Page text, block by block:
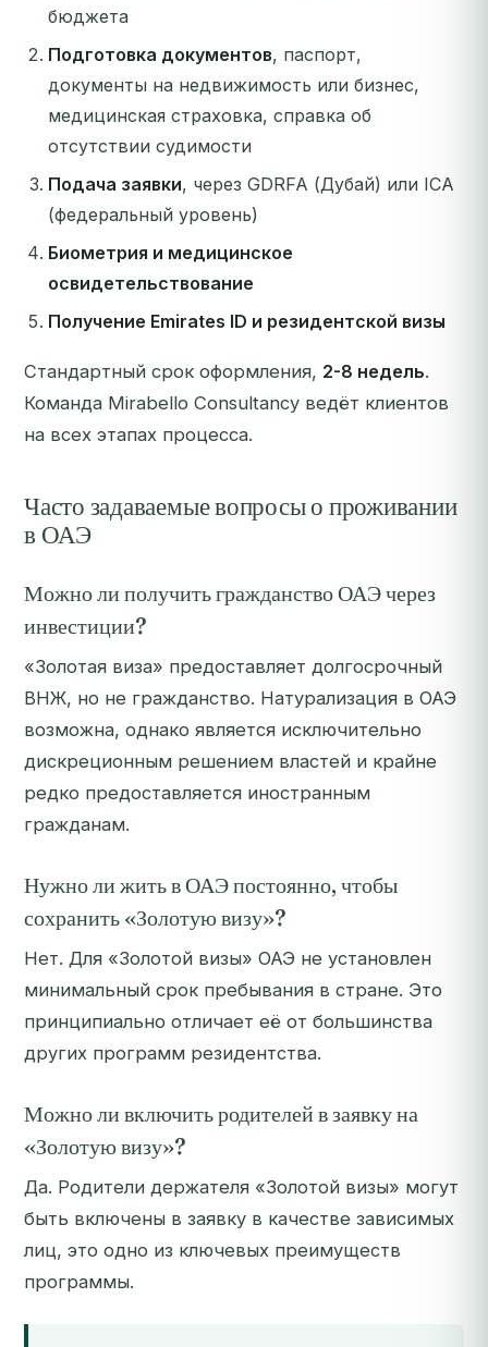
бюджета
Подготовка документов, паспорт,
документы на недвижимость или бизнес,
медицинская страховка, справка об
отсутствии судимости
Подача заявки, через GDRFA (Дубай) или ICA
(федеральный уровень)
Биометрия и медицинское
освидетельствование
Получение Emirates ID и резидентской визы
Стандартный срок оформления, 2-8 недель.
Команда Mirabello Consultancy ведёт клиентов
на всех этапах процесса.
Часто задаваемые вопросы о проживании
в ОАЭ
Можно ли получить гражданство ОАЭ через
инвестиции?
«Золотая виза» предоставляет долгосрочный
ВНЖ, но не гражданство. Натурализация в ОАЭ
возможна, однако является исключительно
дискреционным решением властей и крайне
редко предоставляется иностранным
гражданам.
Нужно ли жить в ОАЭ постоянно, чтобы
сохранить «Золотую визу»?
Нет. Для «Золотой визы» ОАЭ не установлен
минимальный срок пребывания в стране. Это
принципиально отличает её от большинства
других программ резидентства.
Можно ли включить родителей в заявку на
«Золотую визу»?
Да. Родители держателя «Золотой визы» могут
быть включены в заявку в качестве зависимых
лиц, это одно из ключевых преимуществ
программы.